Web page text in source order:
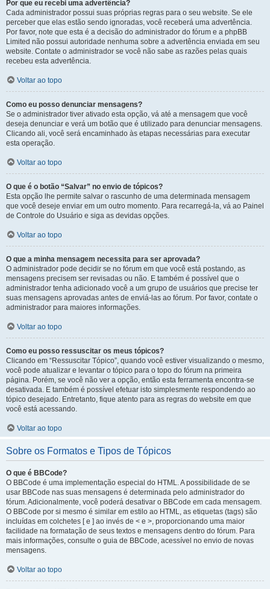
Por que eu recebi uma advertência?
Cada administrador possui suas próprias regras para o seu website. Se ele
perceber que elas estão sendo ignoradas, você receberá uma advertência.
Por favor, note que esta é a decisão do administrador do fórum e a phpBB
Limited não possui autoridade nenhuma sobre a advertência enviada em seu
website. Contate o administrador se você não sabe as razões pelas quais
recebeu esta advertência.
Voltar ao topo
Como eu posso denunciar mensagens?
Se o administrador tiver ativado esta opção, vá até a mensagem que você
deseja denunciar e verá um botão que é utilizado para denunciar mensagens.
Clicando ali, você será encaminhado às etapas necessárias para executar
esta operação.
Voltar ao topo
O que é o botão “Salvar” no envio de tópicos?
Esta opção lhe permite salvar o rascunho de uma determinada mensagem
que você deseje enviar em um outro momento. Para recarregá-la, vá ao Painel
de Controle do Usuário e siga as devidas opções.
Voltar ao topo
O que a minha mensagem necessita para ser aprovada?
O administrador pode decidir se no fórum em que você está postando, as
mensagens precisem ser revisadas ou não. E também é possível que o
administrador tenha adicionado você a um grupo de usuários que precise ter
suas mensagens aprovadas antes de enviá-las ao fórum. Por favor, contate o
administrador para maiores informações.
Voltar ao topo
Como eu posso ressuscitar os meus tópicos?
Clicando em “Ressuscitar Tópico”, quando você estiver visualizando o mesmo,
você pode atualizar e levantar o tópico para o topo do fórum na primeira
página. Porém, se você não ver a opção, então esta ferramenta encontra-se
desativada. E também é possível efetuar isto simplesmente respondendo ao
tópico desejado. Entretanto, fique atento para as regras do website em que
você está acessando.
Voltar ao topo
Sobre os Formatos e Tipos de Tópicos
O que é BBCode?
O BBCode é uma implementação especial do HTML. A possibilidade de se
usar BBCode nas suas mensagens é determinada pelo administrador do
fórum. Adicionalmente, você poderá desativar o BBCode em cada mensagem.
O BBCode por si mesmo é similar em estilo ao HTML, as etiquetas (tags) são
incluídas em colchetes [ e ] ao invés de < e >, proporcionando uma maior
facilidade na formatação de seus textos e mensagens dentro do fórum. Para
mais informações, consulte o guia de BBCode, acessível no envio de novas
mensagens.
Voltar ao topo